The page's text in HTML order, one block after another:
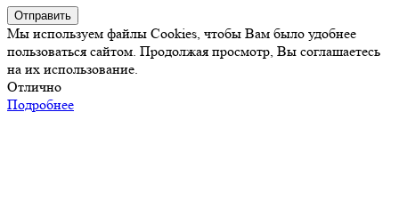
Отправить
Мы используем файлы Cookies, чтобы Вам было удобнее
пользоваться сайтом. Продолжая просмотр, Вы соглашаетесь
на их использование.
Отлично
Подробнее